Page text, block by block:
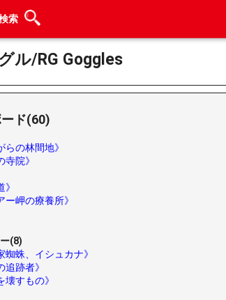
索
ル/RG Goggles
ド(60)
らの林間地》
寺院》
》
ー岬の療養所》
(8)
蜘蛛、イシュカナ》
追跡者》
壊すもの》